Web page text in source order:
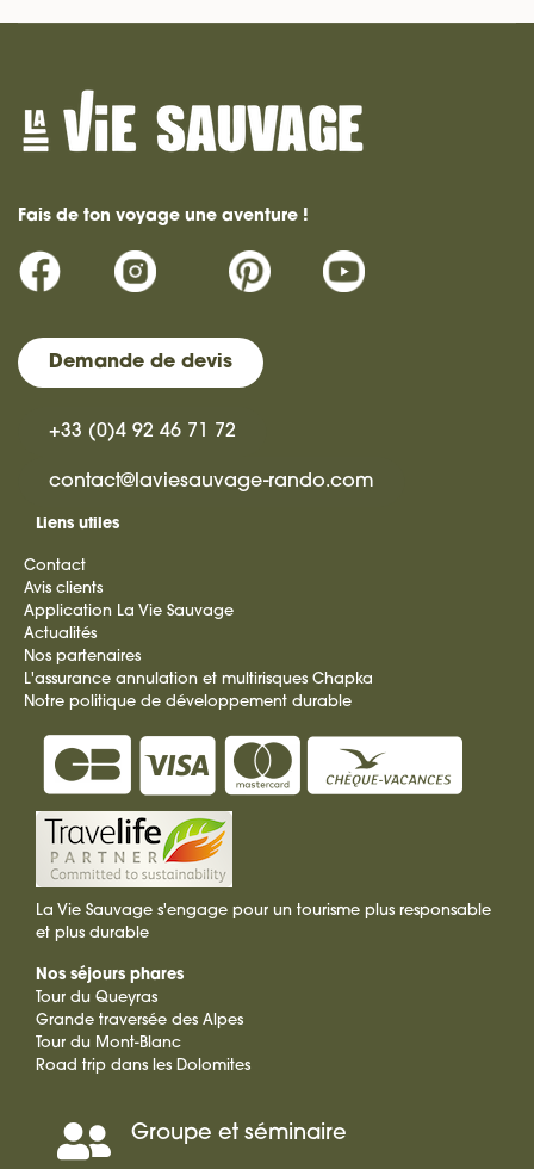
Fais de ton voyage une aventure !
Demande de devis
+33 (0)4 92 46 71 72
contact@laviesauvage-rando.com
Liens utiles
Contact
Avis clients
Application La Vie Sauvage
Actualités
Nos partenaires
L'assurance annulation et multirisques Chapka
Notre politique de développement durable
La Vie Sauvage s'engage pour un tourisme plus responsable
et plus durable
Nos séjours phares
Tour du Queyras
Grande traversée des Alpes
Tour du Mont-Blanc
Road trip dans les Dolomites
Groupe et séminaire
Séminaire,